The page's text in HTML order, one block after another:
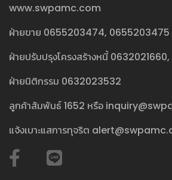
www.swpamc.com
ฝ่ายขาย 0655203474, 0655203475
ฝ่ายปรับปรุงโครงสร้างหนี้ 0632021660,
ฝ่ายนิติกรรม 0632023532
ลูกค้าสัมพันธ์1652 หรือ
แจ้งเบาะแสการทุจริต